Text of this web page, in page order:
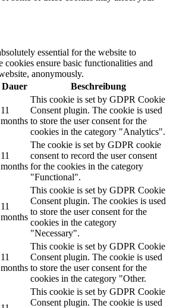
essential for the website to
cookies ensure basic functionalities and
anonymously.
Dauer Beschreibung
11
months
This cookie is set by GDPR Cookie
Consent plugin. The cookie is used
to store the user consent for the
cookies in the category "Analytics".
11
months
The cookie is set by GDPR cookie
consent to record the user consent
for the cookies in the category
"Functional".
11
months
This cookie is set by GDPR Cookie
Consent plugin. The cookies is used
to store the user consent for the
cookies in the category
"Necessary".
11
months
This cookie is set by GDPR Cookie
Consent plugin. The cookie is used
to store the user consent for the
cookies in the category "Other.
This cookie is set by GDPR Cookie
Consent plugin. The cookie is used